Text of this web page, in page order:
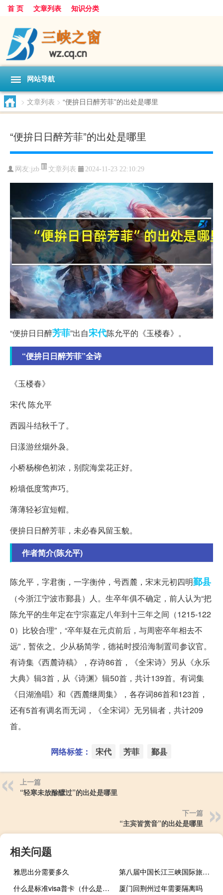
首 页 文章列表 知识分类
网站导航
> 文章列表 > “便拚日日醉芳菲”的出处是哪里
“便拚日日醉芳菲”的出处是哪里
网友:jzb 文章列表 2024-11-23 22:10:29
“便拚日日醉芳菲”出自宋代陈允平的《玉楼春》。
“便拚日日醉芳菲”全诗
《玉楼春》
宋代 陈允平
西园斗结秋千了。
日漾游丝烟外袅。
小桥杨柳色初浓，别院海棠花正好。
粉墙低度莺声巧。
薄薄轻衫宜短帽。
便拚日日醉芳菲，未必春风留玉貌。
作者简介(陈允平)
陈允平，字君衡，一字衡仲，号西麓，宋末元初四明鄞县
（今浙江宁波市鄞县）人。生卒年俱不确定，前人认为“把
陈允平的生年定在宁宗嘉定八年到十三年之间（1215-122
0）比较合理”，“卒年疑在元贞前后，与周密卒年相去不
远”，暂依之。少从杨简学，德祐时授沿海制置司参议官。
有诗集《西麓诗稿》，存诗86首，《全宋诗》另从《永乐
大典》辑3首，从《诗渊》辑50首，共计139首。有词集
《日湖渔唱》和《西麓继周集》，各存词86首和123首，
还有5首有调名而无词，《全宋词》无另辑者，共计209
首。
网络标签： 宋代 芳菲 鄞县
上一篇
“轻寒未放酴醿过”的出处是哪里
下一篇
“主宾皆赏音”的出处是哪里
相关问题
雅思出分需要多久
第八届中国长江三峡国际旅游节
什么是标准visa普卡（什么是Visa普通卡）
厦门回荆州过年需要隔离吗